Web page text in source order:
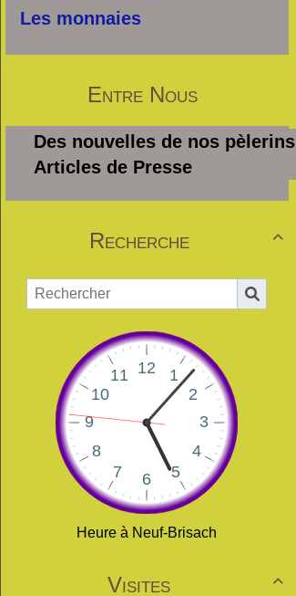
Les monnaies
Entre Nous
Des nouvelles de nos pèlerins
Articles de Presse

Recherche
Heure à Neuf-Brisach

Visites